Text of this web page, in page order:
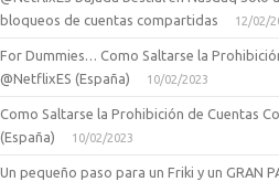
bloqueos de cuentas compartidas
12/02/
For Dummies… Como Saltarse la
@NetflixES (España)
10/02/2023
Como Saltarse la Prohibición de Cuentas
(España)
10/02/2023
Un pequeño paso para un Friki y un GRAN